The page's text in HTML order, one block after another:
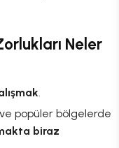
Neler
.
popüler bölgelerde
biraz